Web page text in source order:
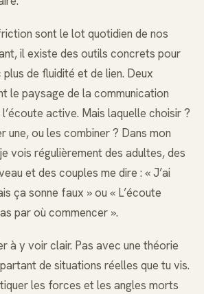
sont le lot quotidien de nos
il existe des outils concrets pour
de fluidité et de lien. Deux
le paysage de la communication
active. Mais laquelle choisir ?
une, ou les combiner ? Dans mon
vois régulièrement des adultes, des
et des couples me dire : « J’ai
ça sonne faux » ou « L’écoute
par où commencer ».
à y voir clair. Pas avec une théorie
de situations réelles que tu vis.
les forces et les angles morts